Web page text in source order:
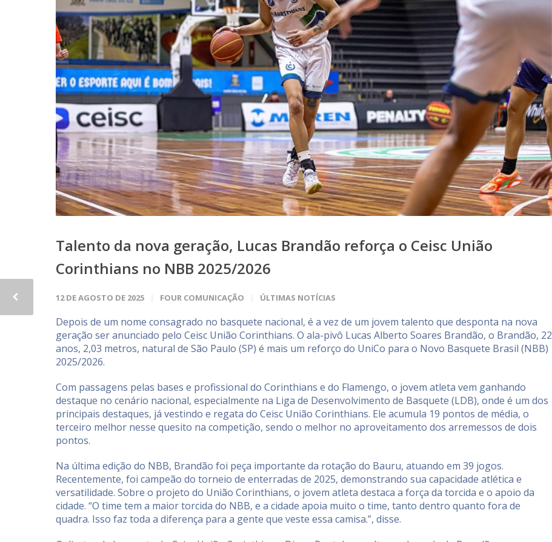
Talento da nova geração, Lucas Brandão reforça o Ceisc União
Corinthians no NBB 2025/2026
12 DE AGOSTO DE 2025 FOUR COMUNICAÇÃO ÚLTIMAS NOTÍCIAS
Depois de um nome consagrado no basquete nacional, é a vez de um jovem talento que desponta na nova
geração ser anunciado pelo Ceisc União Corinthians. O ala-pivô Lucas Alberto Soares Brandão, o Brandão, 22
anos, 2,03 metros, natural de São Paulo (SP) é mais um reforço do UniCo para o Novo Basquete Brasil (NBB)
2025/2026.
Com passagens pelas bases e profissional do Corinthians e do Flamengo, o jovem atleta vem ganhando
destaque no cenário nacional, especialmente na Liga de Desenvolvimento de Basquete (LDB), onde é um dos
principais destaques, já vestindo e regata do Ceisc União Corinthians. Ele acumula 19 pontos de média, o
terceiro melhor nesse quesito na competição, sendo o melhor no aproveitamento dos arremessos de dois
pontos.
Na última edição do NBB, Brandão foi peça importante da rotação do Bauru, atuando em 39 jogos.
Recentemente, foi campeão do torneio de enterradas de 2025, demonstrando sua capacidade atlética e
versatilidade. Sobre o projeto do União Corinthians, o jovem atleta destaca a força da torcida e o apoio da
cidade. “O time tem a maior torcida do NBB, e a cidade apoia muito o time, tanto dentro quanto fora de
quadra. Isso faz toda a diferença para a gente que veste essa camisa.”, disse.